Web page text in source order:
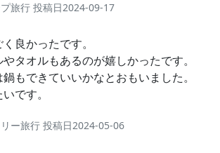
旅行 投稿日2024-09-17
良かったです。
タオルもあるのが嬉しかったです。
もできていいかなとおもいました。
です。
ー旅行 投稿日2024-05-06